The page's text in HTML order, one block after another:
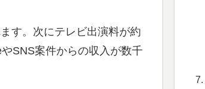
す。次にテレビ出演料が約
SNS案件からの収入が数千